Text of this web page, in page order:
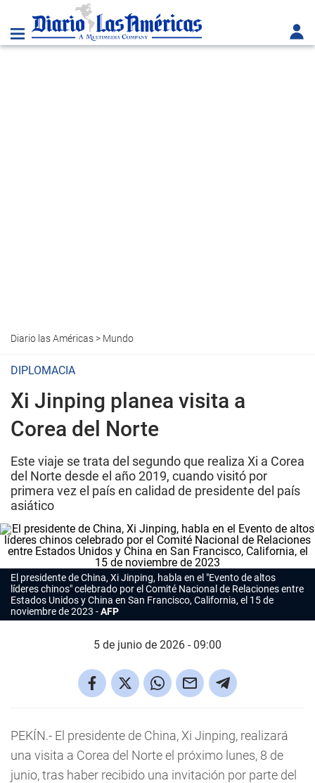
Diario las Américas> Mundo
DIPLOMACIA
Xi Jinping planea visita a
Corea del Norte
Este viaje se trata del segundo que realiza Xi a Corea
del Norte desde el año 2019, cuando visitó por
primera vez el país en calidad de presidente del país
asiático
El presidente de China, Xi Jinping, habla en el "Evento de altos
líderes chinos" celebrado por el Comité Nacional de Relaciones entre
Estados Unidos y China en San Francisco, California, el 15 de
noviembre de 2023
AFP
5 de junio de 2026 - 09:00
PEKÍN.- El presidente de China, Xi Jinping, realizará
una visita a Corea del Norte el próximo lunes, 8 de
junio, tras haber recibido una invitación por parte del